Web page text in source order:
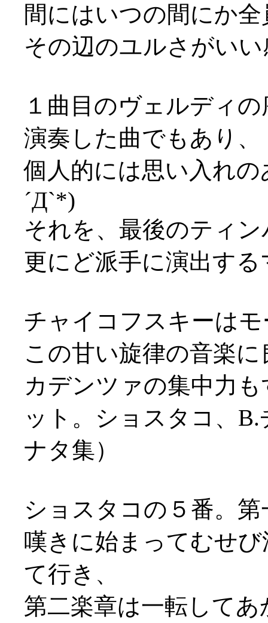
間にはいつの間にか
その辺のユルさがい
１曲目のヴェルディ
演奏した曲でもあり、
個人的には思い入れ
´Д`*)
それを、最後のティ
更にど派手に演出す
チャイコフスキーは
この甘い旋律の音楽
カデンツァの集中力
ット。ショスタコ、
ナタ集）
ショスタコの５番。
嘆きに始まってむせ
て行き、
第二楽章は一転して